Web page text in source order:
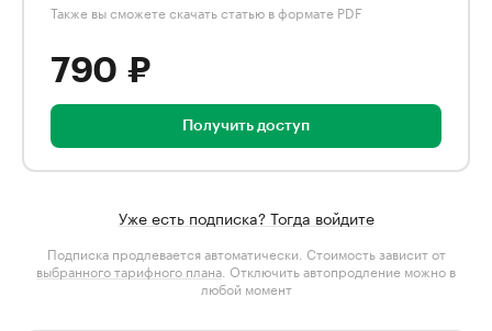
Также вы сможете скачать статью в формате PDF
790 ₽
Получить доступ
Уже есть подписка? Тогда войдите
Подписка продлевается автоматически. Стоимость зависит от
выбранного тарифного плана . Отключить автопродление можно в
любой момент